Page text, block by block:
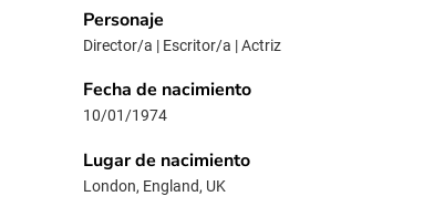
Personaje
Director/a | Escritor/a | Actriz
Fecha de nacimiento
10/01/1974
Lugar de nacimiento
London, England, UK